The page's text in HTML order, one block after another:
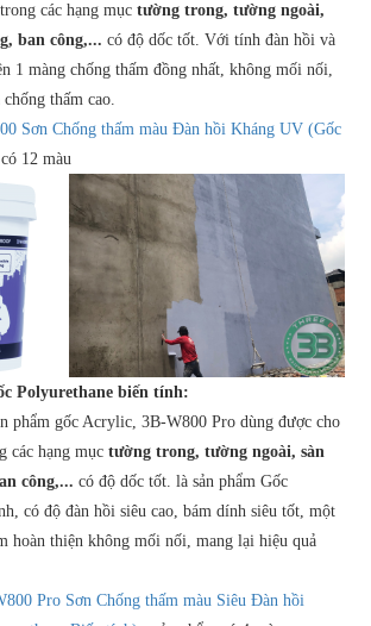
các hạng mục tường trong, tường ngoài,
ban công,... có độ dốc tốt. Với tính đàn hồi và
1 màng chống thấm đồng nhất, không mối nối,
thấm cao.
Sơn Chống thấm màu Đàn hồi Kháng UV (Gốc
12 màu
Polyurethane biến tính:
phẩm gốc Acrylic, 3B-W800 Pro dùng được cho
các hạng mục tường trong, tường ngoài, sàn
công,... có độ dốc tốt. là sản phẩm Gốc
có độ đàn hồi siêu cao, bám dính siêu tốt, một
hoàn thiện không mối nối, mang lại hiệu quả
Pro Sơn Chống thấm màu Siêu Đàn hồi